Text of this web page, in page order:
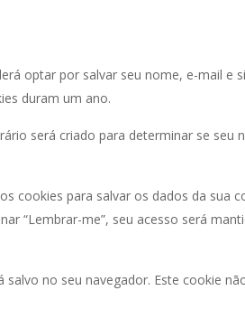
optar por salvar seu nome, e-mail e
duram um ano.
será criado para determinar se
cookies para salvar os dados da sua
“Lembrar-me”, seu acesso será
no seu navegador. Este cookie